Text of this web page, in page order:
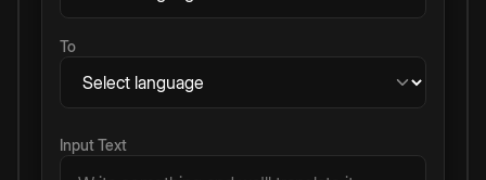
To
Input Text